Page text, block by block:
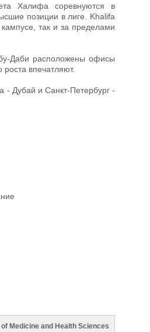
Халифа соревнуются в
позиции в лиге. Khalifa
так и за пределами
Даби расположены офисы
впечатляют.
Дубай и Санкт-Петербург -
Medicine and Health Sciences